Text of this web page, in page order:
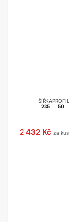
ŠÍŘKA
235
PROFIL
50
2 432 Kč za kus